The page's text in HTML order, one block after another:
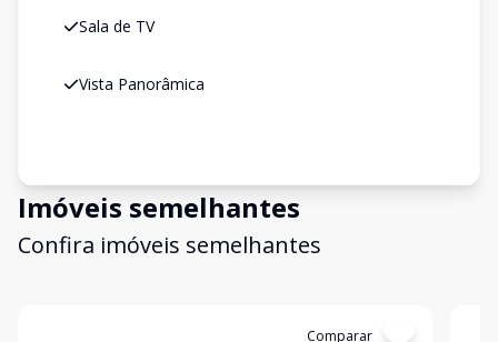
Sala de TV
Vista Panorâmica
Imóveis semelhantes
Confira imóveis semelhantes
Comparar